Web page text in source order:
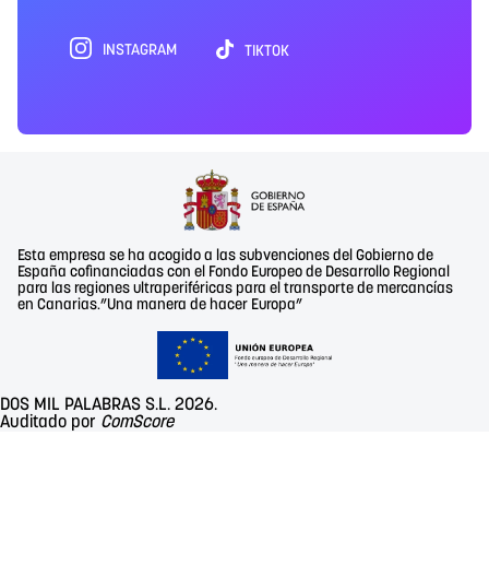
INSTAGRAM TIKTOK
Esta empresa se ha acogido a las subvenciones del Gobierno de
España cofinanciadas con el Fondo Europeo de Desarrollo Regional
para las regiones ultraperiféricas para el transporte de mercancías
en Canarias.”Una manera de hacer Europa”
DOS MIL PALABRAS S.L. 2026.
Auditado por ComScore